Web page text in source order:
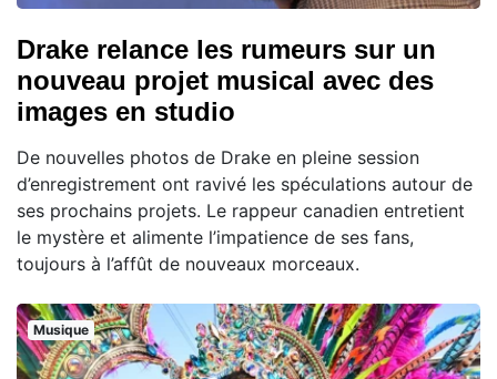
Drake relance les rumeurs sur un
nouveau projet musical avec des
images en studio
De nouvelles photos de Drake en pleine session
d’enregistrement ont ravivé les spéculations autour de
ses prochains projets. Le rappeur canadien entretient
le mystère et alimente l’impatience de ses fans,
toujours à l’affût de nouveaux morceaux.
Musique